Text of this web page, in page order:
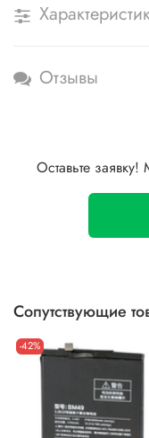
Отзывы
Оставьте
Сопутствующие
-42%